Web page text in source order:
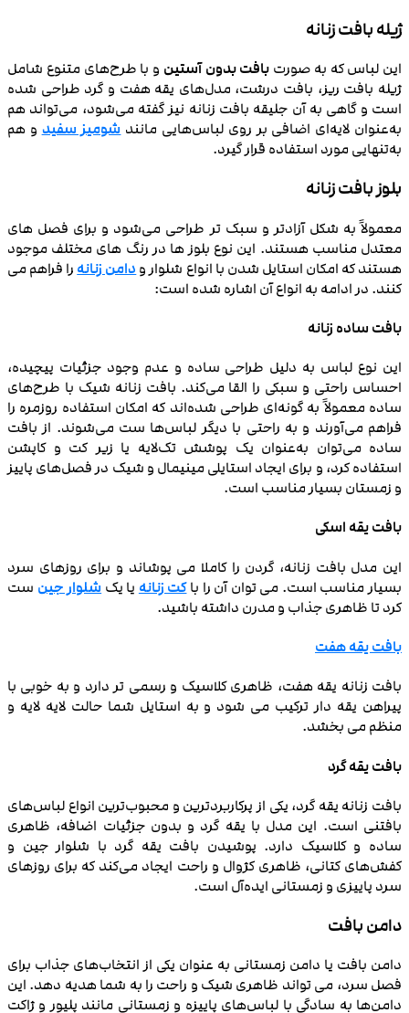
ژیله بافت زنانه
این لباس که به صورت بافت بدون آستین و با طرح‌های متنوع شامل
ژیله بافت ریز، بافت درشت، مدل‌های یقه هفت و گرد طراحی شده
است و گاهی به آن جلیقه بافت زنانه نیز گفته می‌شود، می‌تواند هم
به‌عنوان لایه‌ای اضافی بر روی لباس‌هایی مانند شومیز سفید و هم
به‌تنهایی مورد استفاده قرار گیرد.
بلوز بافت زنانه
معمولاً به شکل آزادتر و سبک‌ تر طراحی می‌شود و برای فصل های
معتدل مناسب هستند. این نوع بلوز ها در رنگ های مختلف موجود
هستند که امکان استایل شدن با انواع شلوار و دامن زنانه را فراهم می
کنند. در ادامه به انواع آن اشاره شده است:
بافت ساده زنانه
این نوع لباس به دلیل طراحی ساده و عدم وجود جزئیات پیچیده،
احساس راحتی و سبکی را القا می‌کند. بافت زنانه شیک با طرح‌های
ساده معمولاً به گونه‌ای طراحی شده‌اند که امکان استفاده روزمره را
فراهم می‌آورند و به راحتی با دیگر لباس‌ها ست می‌شوند. از بافت
ساده می‌توان به‌عنوان یک پوشش تک‌لایه یا زیر کت و کاپشن
استفاده کرد، و برای ایجاد استایلی مینیمال و شیک در فصل‌های پاییز
و زمستان بسیار مناسب است.
بافت یقه اسکی
این مدل بافت زنانه، گردن را کاملا می‌ پوشاند و برای روزهای سرد
بسیار مناسب است. می‌ توان آن را باکت زنانه یا یک شلوار جین ست
کرد تا ظاهری جذاب و مدرن داشته باشید.
بافت یقه هفت
بافت زنانه یقه هفت، ظاهری کلاسیک و رسمی‌ تر دارد و به خوبی با
پیراهن یقه‌ دار ترکیب می‌ شود و به استایل شما حالت لایه‌ لایه و
منظم می بخشد.
بافت یقه گرد
بافت زنانه یقه گرد، یکی از پرکاربردترین و محبوب‌ترین انواع لباس‌های
بافتنی است. این مدل با یقه گرد و بدون جزئیات اضافه، ظاهری
ساده و کلاسیک دارد. پوشیدن بافت یقه گرد با شلوار جین و
کفش‌های کتانی، ظاهری کژوال و راحت ایجاد می‌کند که برای روزهای
سرد پاییزی و زمستانی ایده‌آل است.
دامن بافت
دامن بافت یا دامن زمستانی به عنوان یکی از انتخاب‌های جذاب برای
فصل‌ سرد، می‌ تواند ظاهری شیک و راحت را به شما هدیه دهد. این
دامن‌ها به سادگی با لباس‌های پاییزه و زمستانی مانند پلیور و ژاکت